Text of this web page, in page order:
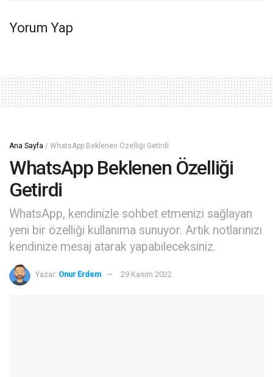
Yorum Yap
Ana Sayfa / WhatsApp Beklenen Özelliği Getirdi
WhatsApp Beklenen Özelliği
Getirdi
WhatsApp, kendinizle sohbet etmenizi sağlayan
yeni bir özelliği kullanıma sunuyor. Artık notlarınızı
kendinize mesaj atarak yapabileceksiniz.
Yazar: Onur Erdem 29 Kasım 2022